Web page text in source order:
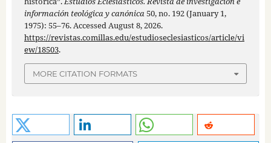
información teológica y canónica50, no. 192 (January 1,
1975): 55–76. Accessed August 8, 2026.
https://revistas.comillas.edu/estudioseclesiasticos/article/vi
ew/18503.
MORE CITATION FORMATS